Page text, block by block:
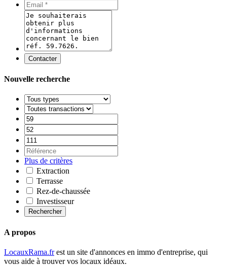
Contacter
Nouvelle recherche
Plus de critères
Extraction
Terrasse
Rez-de-chaussée
Investisseur
Rechercher
A propos
LocauxRama.frest un site d'annonces en immo d'entreprise, qui
vous aide à trouver vos locaux idéaux.